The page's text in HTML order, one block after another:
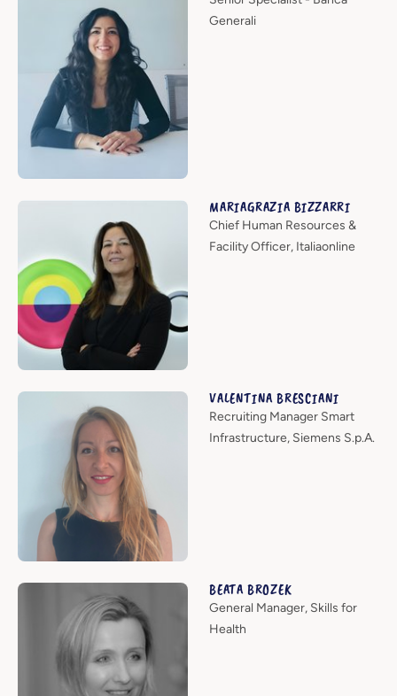
Generali
MARIAGRAZIA BIZZARRI
Chief Human Resources &
Facility Officer, Italiaonline
VALENTINA BRESCIANI
Recruiting Manager Smart
Infrastructure, Siemens S.p.A.
BEATA BROZEK
General Manager, Skills for
Health